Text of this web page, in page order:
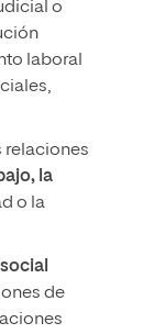
o
laboral
relaciones
la
o la
de